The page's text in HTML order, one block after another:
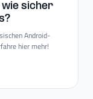
sicher
Android-
hier mehr!